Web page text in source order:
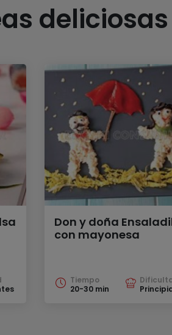
deliciosas
Don y doña
con mayonesa
Tiempo
20-30 min